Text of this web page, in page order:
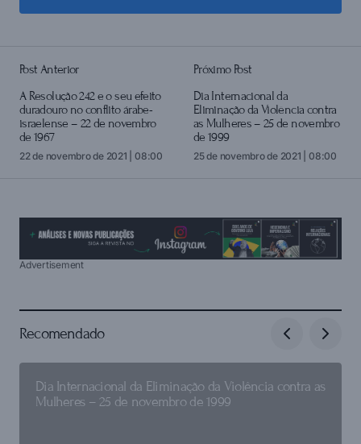
Adicionar um comentário
Post Anterior
A Resolução 242 e o seu efeito
duradouro no conflito árabe-
israelense – 22 de novembro
de 1967
22 de novembro de 2021 | 08:00
Próximo Post
Dia Internacional da
Eliminação da Violência contra
as Mulheres – 25 de novembro
de 1999
25 de novembro de 2021 | 08:00
Advertisement
Recomendado
Dia Internacional da Eliminação da Violência contra as
Mulheres – 25 de novembro de 1999